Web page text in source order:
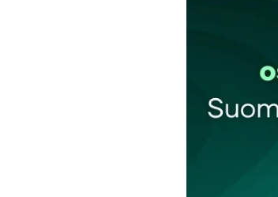
Nyt kun ei sitä ruotsalaisiin
olisi vaikkapa
käyttäjä ainoastaan
13.1.2019 at 15:32